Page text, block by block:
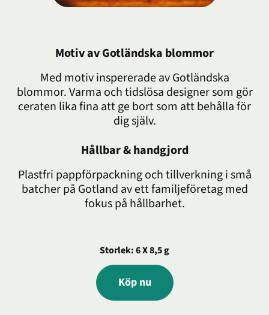
Motiv av Gotländska blommor
Med motiv inspererade av Gotländska
blommor. Varma och tidslösa designer som gör
ceraten lika fina att ge bort som att behålla för
dig själv.
Hållbar & handgjord
Plastfri pappförpackning och tillverkning i små
batcher på Gotland av ett familjeföretag med
fokus på hållbarhet.
Storlek: 6 X 8,5 g
Köp nu